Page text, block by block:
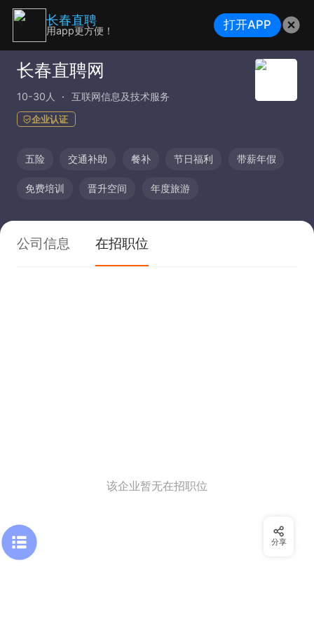
长春直聘网
10-30人 互联网信息及技术服务
企业认证
五险 交通补助 餐补 节日福利 带薪年假
免费培训 晋升空间 年度旅游
公司信息 在招职位
该企业暂无在招职位
分享
长春直聘
用app更方便！ 打开APP